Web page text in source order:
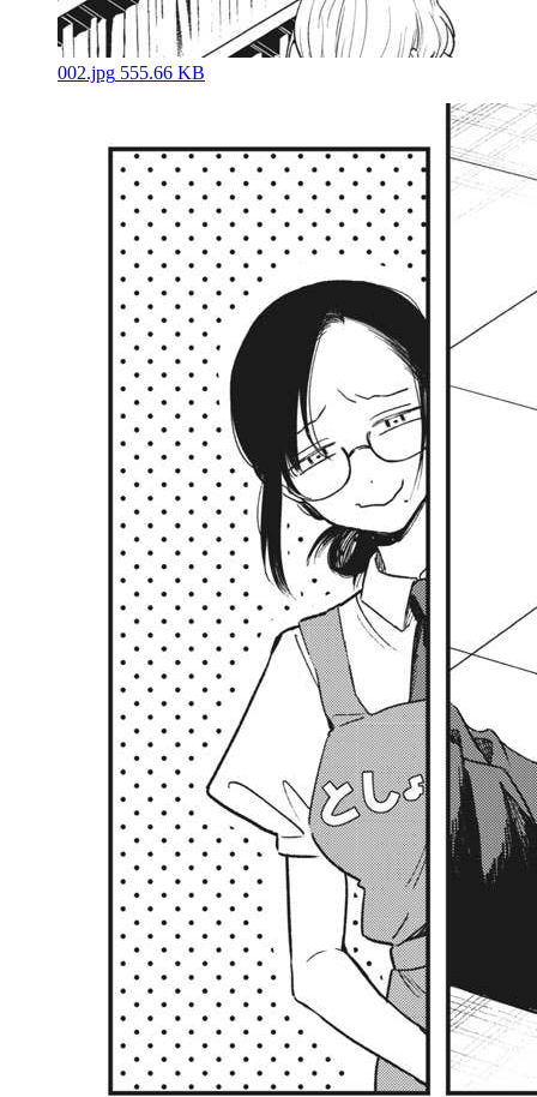
002.jpg 555.66 KB